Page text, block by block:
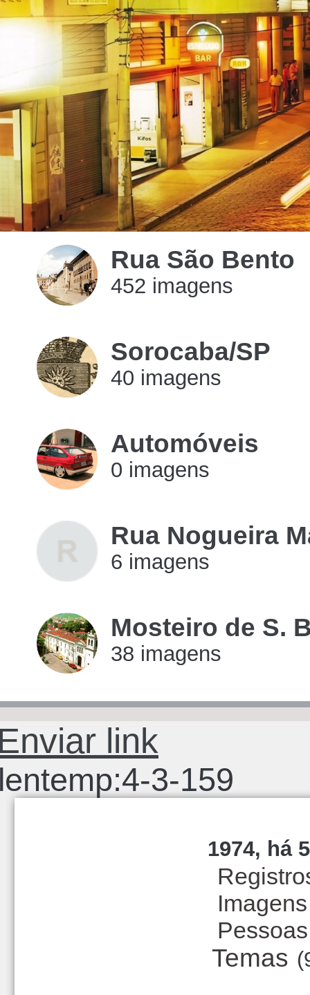
Rua São Bento
452 imagens
Sorocaba/SP
40 imagens
Automóveis
0 imagens
Rua Nogueira
6 imagens
Mosteiro de S.
38 imagens
link
3-159
1974, há
Imagens
Pessoas
Temas